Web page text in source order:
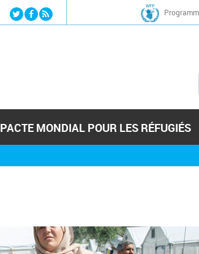
Jump to navigation
PACTE MONDIAL POUR LES RÉFUGIÉS